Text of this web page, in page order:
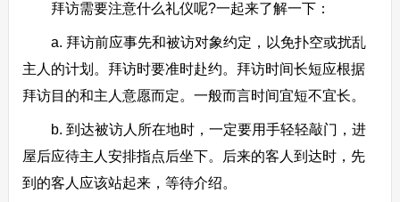
拜访需要注意什么礼仪呢?一起来了解一下：
a. 拜访前应事先和被访对象约定，以免扑空或扰乱
主人的计划。拜访时要准时赴约。拜访时间长短应根据
拜访目的和主人意愿而定。一般而言时间宜短不宜长。
b. 到达被访人所在地时，一定要用手轻轻敲门，进
屋后应待主人安排指点后坐下。后来的客人到达时，先
到的客人应该站起来，等待介绍。